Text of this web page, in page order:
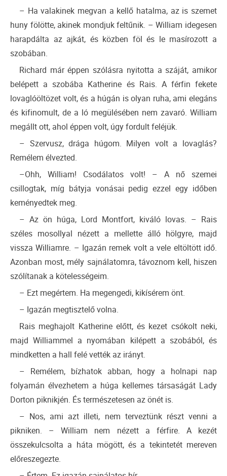
– Ha valakinek megvan a kellő hatalma, az is szemet
huny fölötte, akinek mondjuk feltűnik. – William idegesen
harapdálta az ajkát, és közben föl és le masírozott a
szobában.
Richard már éppen szólásra nyitotta a száját, amikor
belépett a szobába Katherine és Rais. A férfin fekete
lovaglóöltözet volt, és a húgán is olyan ruha, ami elegáns
és kifinomult, de a ló megülésében nem zavaró. William
megállt ott, ahol éppen volt, úgy fordult feléjük.
– Szervusz, drága húgom. Milyen volt a lovaglás?
Remélem élvezted.
–Ohh, William! Csodálatos volt! – A nő szemei
csillogtak, míg bátyja vonásai pedig ezzel egy időben
keményedtek meg.
– Az ön húga, Lord Montfort, kiváló lovas. – Rais
széles mosollyal nézett a mellette álló hölgyre, majd
vissza Williamre. – Igazán remek volt a vele eltöltött idő.
Azonban most, mély sajnálatomra, távoznom kell, hiszen
szólítanak a kötelességeim.
– Ezt megértem. Ha megengedi, kikísérem önt.
– Igazán megtisztelő volna.
Rais meghajolt Katherine előtt, és kezet csókolt neki,
majd Williammel a nyomában kilépett a szobából, és
mindketten a hall felé vették az irányt.
– Remélem, bízhatok abban, hogy a holnapi nap
folyamán élvezhetem a húga kellemes társaságát Lady
Dorton piknikjén. És természetesen az önét is.
– Nos, ami azt illeti, nem terveztünk részt venni a
pikniken. – William nem nézett a férfire. A kezét
összekulcsolta a háta mögött, és a tekintetét mereven
előreszegezte.